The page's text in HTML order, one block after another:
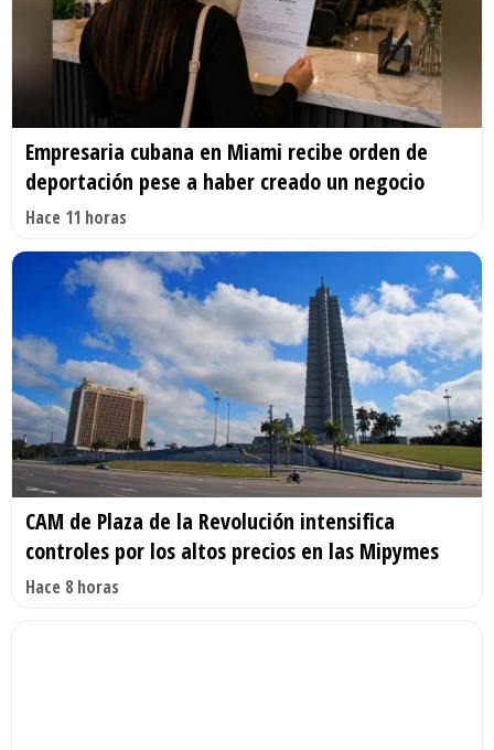
Empresaria cubana en Miami recibe orden de
deportación pese a haber creado un negocio
Hace 11 horas
CAM de Plaza de la Revolución intensifica
controles por los altos precios en las Mipymes
Hace 8 horas